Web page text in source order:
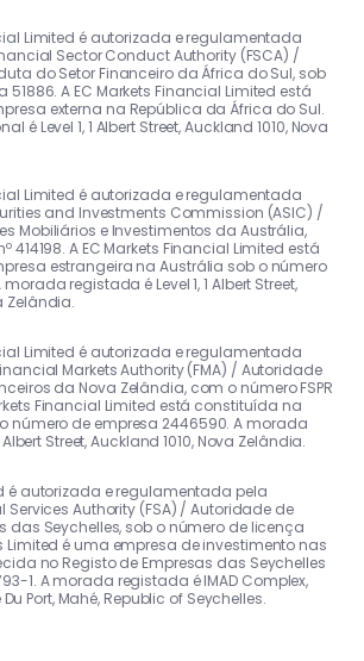
Limited é autorizada e regulamentada
Sector Conduct Authority (FSCA) /
do Setor Financeiro da África do Sul, sob
A EC Markets Financial Limited está
externa na República da África do Sul.
é Level 1, 1 Albert Street, Auckland 1010, Nova
Limited é autorizada e regulamentada
and Investments Commission (ASIC) /
Mobiliários e Investimentos da Austrália,
414198. A EC Markets Financial Limited está
estrangeira na Austrália sob o número
morada registada é Level 1, 1 Albert Street,
Zelândia.
Limited é autorizada e regulamentada
Markets Authority (FMA) / Autoridade
da Nova Zelândia, com o número FSPR
Financial Limited está constituída na
número de empresa 2446590. A morada
Albert Street, Auckland 1010, Nova Zelândia.
é autorizada e regulamentada pela
Services Authority (FSA) / Autoridade de
das Seychelles, sob o número de licença
Limited é uma empresa de investimento nas
no Registo de Empresas das Seychelles
1. A morada registada é IMAD Complex,
Du Port, Mahé, Republic of Seychelles.